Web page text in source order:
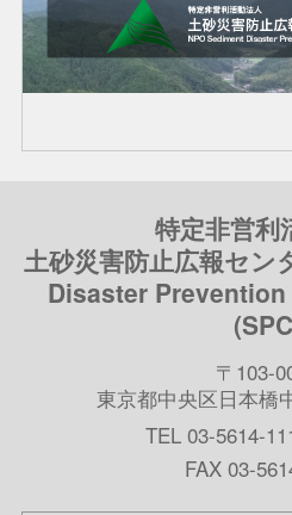
特定非営利
土砂災害防止広報セ
Disaster
〒103-
東京都中央区日本
TEL 03-5614-
FAX 03-